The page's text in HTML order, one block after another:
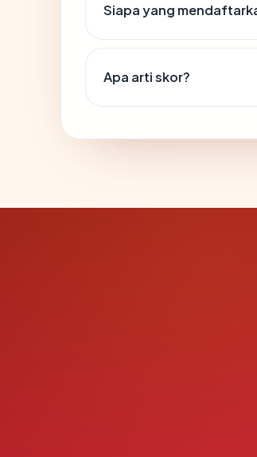
Siapa yang
Apa arti skor?